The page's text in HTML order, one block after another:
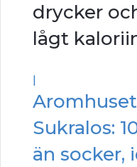
drycker
lågt
|
Sukralos:
än socker,